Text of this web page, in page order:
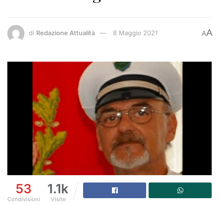
di Redazione Attualità 8 Maggio 2021 AA
53
Condivisioni
1.1k
Visite